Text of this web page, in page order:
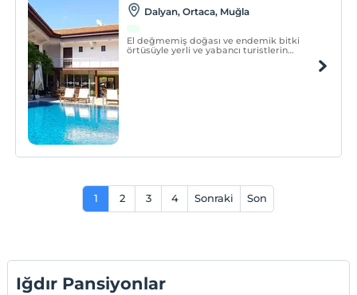
Dalyan, Ortaca, Muğla
El değmemiş doğası ve endemik bitki
örtüsüyle yerli ve yabancı turistlerin
1 2 3 4 Sonraki Son
Iğdır Pansiyonlar